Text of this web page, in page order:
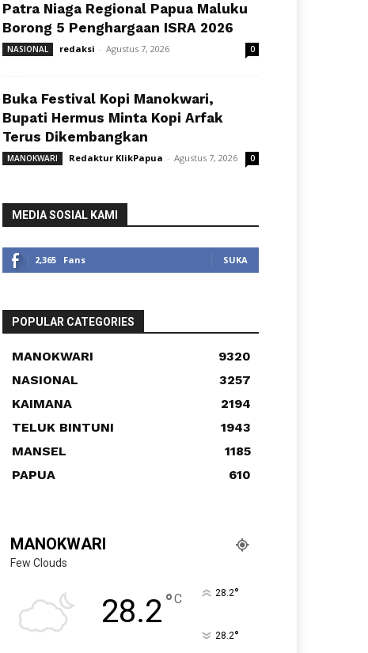
Patra Niaga Regional Papua Maluku
Borong 5 Penghargaan ISRA 2026
NASIONAL redaksi - Agustus 7, 2026 0
Buka Festival Kopi Manokwari,
Bupati Hermus Minta Kopi Arfak
Terus Dikembangkan
MANOKWARI Redaktur KlikPapua - Agustus 7, 2026 0
MEDIA SOSIAL KAMI
2,365 Fans SUKA
POPULAR CATEGORIES
MANOKWARI
9320
NASIONAL
3257
KAIMANA
2194
TELUK BINTUNI
1943
MANSEL
1185
PAPUA
610
MANOKWARI
Few Clouds
28.2°C 28.2°
28.2°